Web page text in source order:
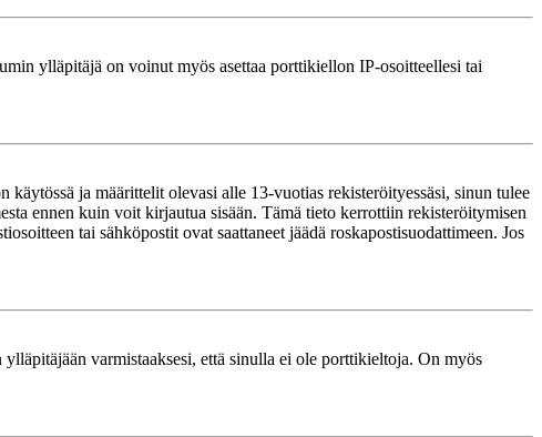
ylläpitäjä on voinut myös asettaa porttikiellon IP-osoitteellesi tai
käytössä ja määrittelit olevasi alle 13-vuotias rekisteröityessäsi, sinun tulee
ennen kuin voit kirjautua sisään. Tämä tieto kerrottiin rekisteröitymisen
tai sähköpostit ovat saattaneet jäädä roskapostisuodattimeen. Jos
varmistaaksesi, että sinulla ei ole porttikieltoja. On myös